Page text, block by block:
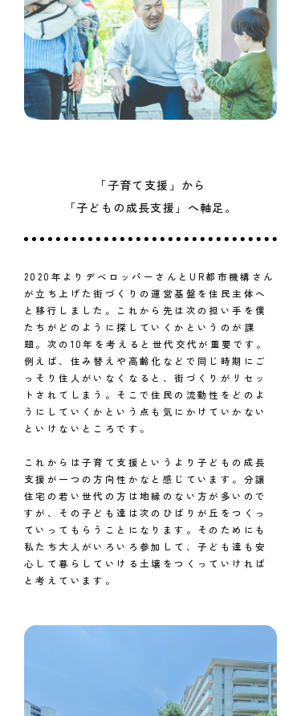
「子育て支援」から
「子どもの成長支援」へ軸足。
2020年よりデベロッパーさんとUR都市機構さん
が立ち上げた街づくりの運営基盤を住民主体へ
と移行しました。これから先は次の担い手を僕
たちがどのように探していくかというのが課
題。次の10年を考えると世代交代が重要です。
例えば、住み替えや高齢化などで同じ時期にご
っそり住人がいなくなると、街づくりがリセッ
トされてしまう。そこで住民の流動性をどのよ
うにしていくかという点も気にかけていかない
といけないところです。
これからは子育て支援というより子どもの成長
支援が一つの方向性かなと感じています。分譲
住宅の若い世代の方は地縁のない方が多いので
すが、その子ども達は次のひばりが丘をつくっ
ていってもらうことになります。そのためにも
私たち大人がいろいろ参加して、子ども達も安
心して暮らしていける土壌をつくっていければ
と考えています。